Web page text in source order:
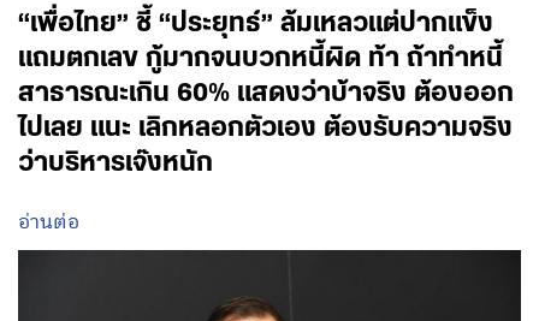
“เพื่อไทย” ชี้ “ประยุทธ์” ล้มเหลวแต่ปากแข็ง
แถมตกเลข กู้มากจนบวกหนี้ผิด ท้า ถ้าทำหนี้
สาธารณะเกิน 60% แสดงว่าบ้าจริง ต้องออก
ไปเลย แนะ เลิกหลอกตัวเอง ต้องรับความจริง
ว่าบริหารเจ๊งหนัก
อ่านต่อ